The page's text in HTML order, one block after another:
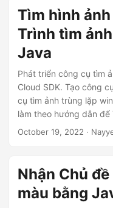
Tìm hình
Trình tìm
Java
Phát triển công cụ tìm
Cloud SDK. Tạo công
cụ tìm ảnh trùng lặp
làm theo hướng dẫn
lặp trên bất kỳ nền tảng
October 19, 2022 ·
Nhận Chủ
màu bằng